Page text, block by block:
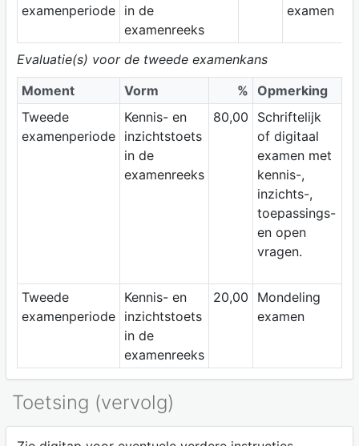
examenperiode
in de
examenreeks
examen
Evaluatie(s) voor de tweede examenkans
Moment
Vorm % Opmerking
Tweede
examenperiode
Kennis- en
inzichtstoets
in de
examenreeks
80,00
Schriftelijk
of digitaal
examen met
kennis-,
inzichts-,
toepassings-
en open
vragen.
Tweede
examenperiode
Kennis- en
inzichtstoets
in de
examenreeks
20,00
Mondeling
examen
Toetsing (vervolg)